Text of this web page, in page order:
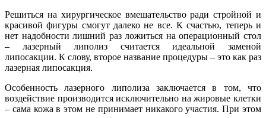
Решиться на хирургическое вмешательство ради стройной и
красивой фигуры смогут далеко не все. К счастью, теперь и
нет надобности лишний раз ложиться на операционный стол
– лазерный липолиз считается идеальной заменой
липосакции. К слову, второе название процедуры – это как раз
лазерная липосакция.
Особенность лазерного липолиза заключается в том, что
воздействие производится исключительно на жировые клетки
– сама кожа в этом не принимает никакого участия. При этом